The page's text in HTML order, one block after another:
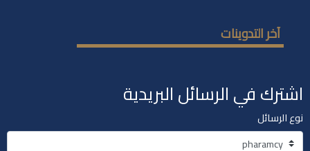
آخر التدوينات
اشترك في الرسائل البريدية
نوع الرسائل